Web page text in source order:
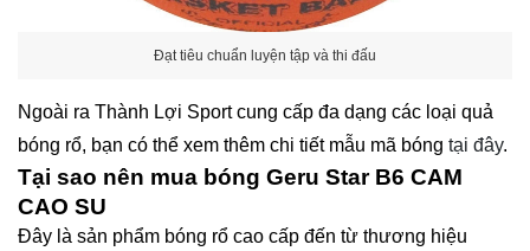
Đạt tiêu chuẩn luyện tập và thi đấu
Ngoài ra Thành Lợi Sport cung cấp đa dạng các loại quả
bóng rổ, bạn có thể xem thêm chi tiết mẫu mã bóng tại đây.
Tại sao nên mua bóng Geru Star B6 CAM
CAO SU
Đây là sản phẩm bóng rổ cao cấp đến từ thương hiệu